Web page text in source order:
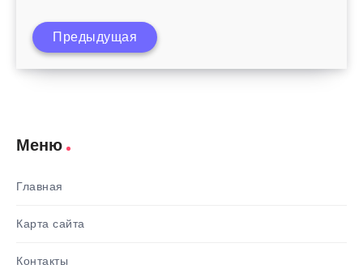
Как вылечить мокрый кашель у ребенка 2
Предыдущая
Меню
Главная
Карта сайта
Контакты